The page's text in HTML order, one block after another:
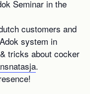
Seminar in the
customers and
system in
tricks about cocker
.